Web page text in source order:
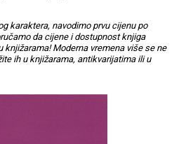
karaktera, navodimo prvu cijenu po
da cijene i dostupnost knjiga
knjižarama! Moderna vremena više se ne
ih u knjižarama, antikvarijatima ili u